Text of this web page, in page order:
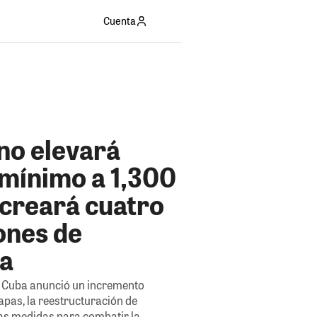
Cuenta
elevará
a 1,300
cuatro
de
anunció un incremento
la reestructuración de